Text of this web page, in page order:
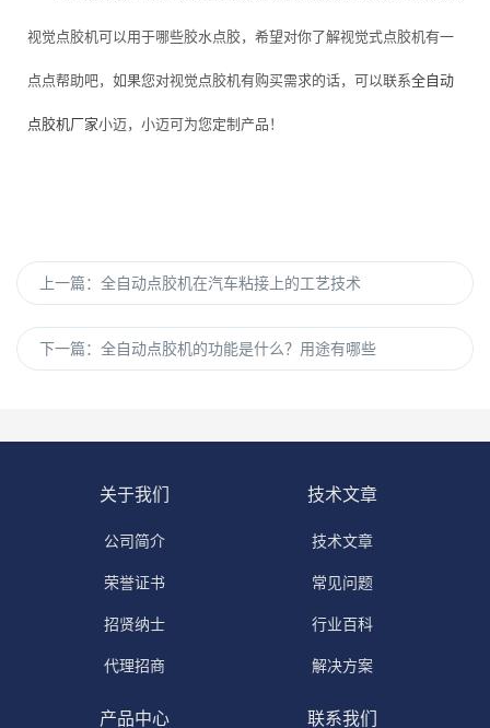
视觉点胶机可以用于哪些胶水点胶，希望对你了解视觉式点胶机有一
点点帮助吧，如果您对视觉点胶机有购买需求的话，可以联系全自动
点胶机厂家小迈，小迈可为您定制产品！
上一篇： 全自动点胶机在汽车粘接上的工艺技术
下一篇： 全自动点胶机的功能是什么？用途有哪些
关于我们
公司简介
荣誉证书
招贤纳士
代理招商
技术文章
技术文章
常见问题
行业百科
解决方案
产品中心 联系我们